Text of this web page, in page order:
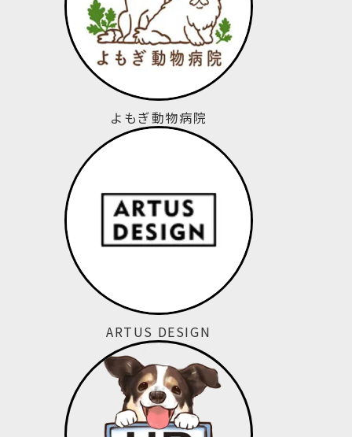
よもぎ動物病院
ARTUS DESIGN